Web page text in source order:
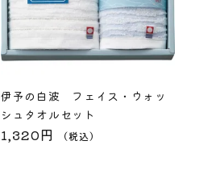
伊予の白波 フェイス・ウォッ
シュタオルセット
1,320円 （税込）